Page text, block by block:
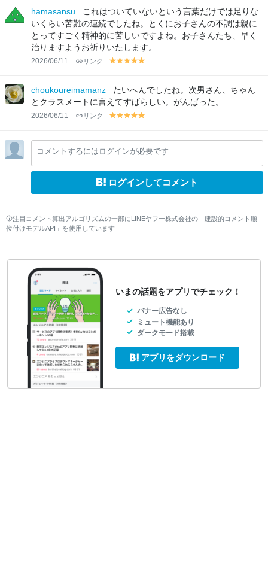
lo
w
lo
w
lo
w
lo
w
lo
w
hamasansu
これはついていないという言葉だけでは足りな
いくらい苦難の連続でしたね。とくにお子さんの不調は親に
とってすごく精神的に苦しいですよね。お子さんたち、早く
治りますようお祈りいたします。
2026/06/11 リンク
y
lo
w
y
lo
w
y
lo
w
y
lo
w
lo
w
choukoureimamanz
たいへんでしたね。次男さん、ちゃん
とクラスメートに言えてすばらしい。がんばった。
2026/06/11 リンク
y
lo
w
y
lo
w
y
lo
w
y
lo
w
lo
w
コメントするにはログインが必要です
ログインしてコメント
注目コメント算出アルゴリズムの一部にLINEヤフー株式会社の「建設的コメント順
位付けモデルAPI」を使用しています
いまの話題をアプリでチェック！
バナー広告なし
ミュート機能あり
ダークモード搭載
アプリをダウンロード